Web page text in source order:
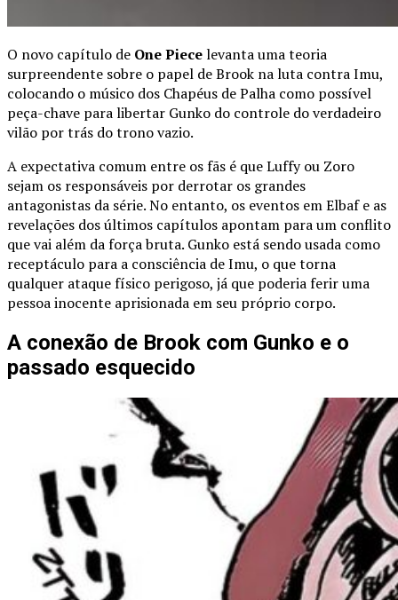
O novo capítulo de One Piecelevanta uma teoria
surpreendente sobre o papel de Brook na luta contra Imu,
colocando o músico dos Chapéus de Palha como possível
peça-chave para libertar Gunko do controle do verdadeiro
vilão por trás do trono vazio.
A expectativa comum entre os fãs é que Luffy ou Zoro
sejam os responsáveis por derrotar os grandes
antagonistas da série. No entanto, os eventos em Elbaf e as
revelações dos últimos capítulos apontam para um conflito
que vai além da força bruta. Gunko está sendo usada como
receptáculo para a consciência de Imu, o que torna
qualquer ataque físico perigoso, já que poderia ferir uma
pessoa inocente aprisionada em seu próprio corpo.
A conexão de Brook com Gunko e o
passado esquecido